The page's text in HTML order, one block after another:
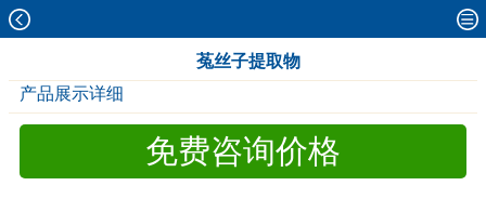
菟丝子提取物
产品展示详细
免费咨询价格